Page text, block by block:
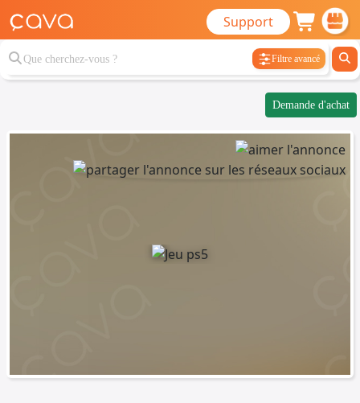
Support
Filtre avancé
Demande d'achat